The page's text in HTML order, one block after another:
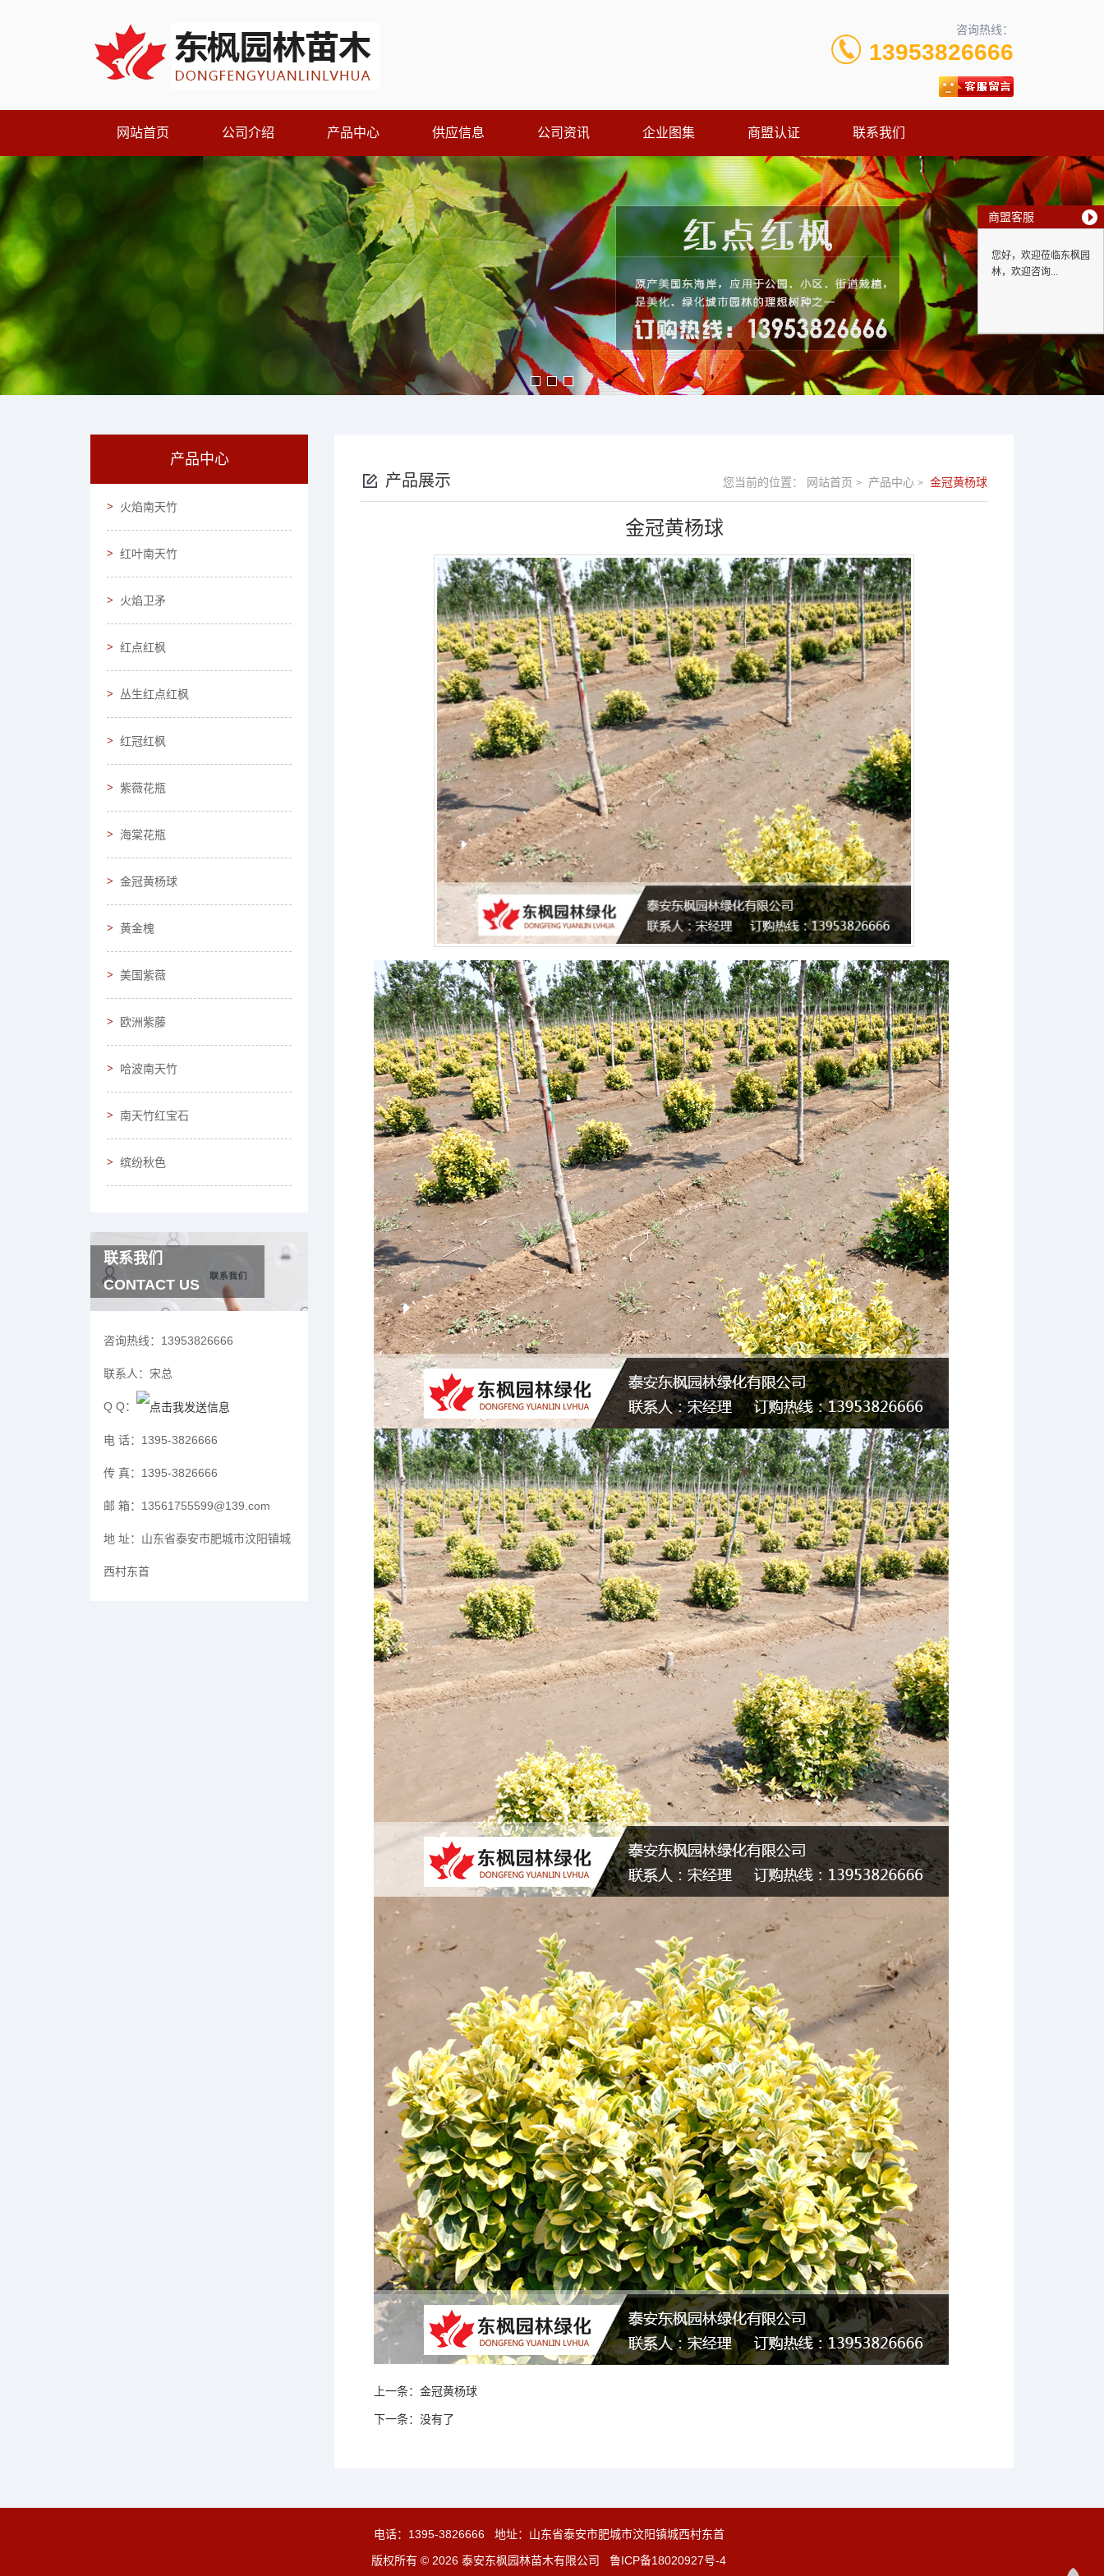
咨询热线：
13953826666
网站首页 公司介绍 产品中心 供应信息 公司资讯 企业图集 商盟认证 联系我们
产品中心
火焰南天竹
红叶南天竹
火焰卫矛
红点红枫
丛生红点红枫
红冠红枫
紫薇花瓶
海棠花瓶
金冠黄杨球
黄金槐
美国紫薇
欧洲紫藤
哈波南天竹
南天竹红宝石
缤纷秋色
联系我们
CONTACT US
咨询热线： 13953826666
联系人： 宋总
Q Q：
电 话： 1395-3826666
传 真： 1395-3826666
邮 箱： 13561755599@139.com
地 址： 山东省泰安市肥城市汶阳镇城
西村东首
产品展示 您当前的位置： 网站首页 > 产品中心 > 金冠黄杨球
金冠黄杨球
上一条： 金冠黄杨球
下一条： 没有了
电话： 1395-3826666
地址：山东省泰安市肥城市汶阳镇城西村东首
版权所有 © 2026 泰安东枫园林苗木有限公司
鲁ICP备18020927号-4
商盟客服
您好，欢迎莅临东枫园
林，欢迎咨询...